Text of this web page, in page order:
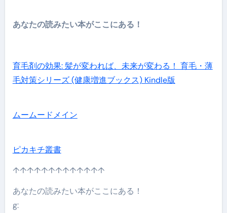
あなたの読みたい本がここにある！
育毛剤の効果: 髪が変われば、未来が変わる！ 育毛・薄
毛対策シリーズ (健康増進ブックス) Kindle版
ムームードメイン
ピカキチ叢書
↑↑↑↑↑↑↑↑↑↑↑↑↑
あなたの読みたい本がここにある！
g: